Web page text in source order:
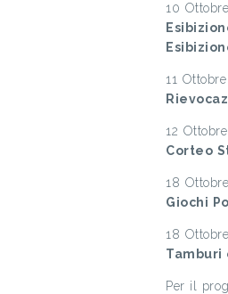
10
11
12
Corteo
18
Giochi
18
Tamburi
Per il